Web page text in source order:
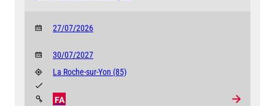
27/07/2026
30/07/2027
La Roche-sur-Yon (85)
FA